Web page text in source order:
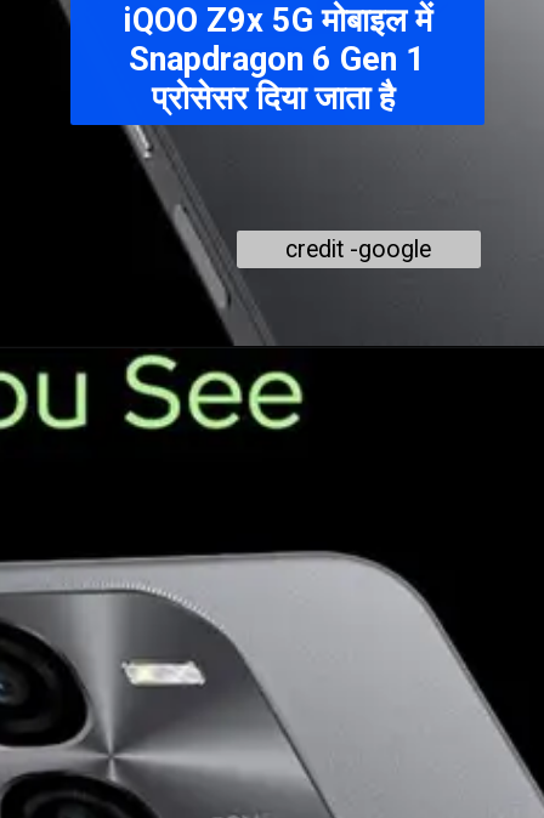
iQOO Z9x 5G मोबाइल में
Snapdragon 6 Gen 1
प्रोसेसर दिया जाता है
credit -google